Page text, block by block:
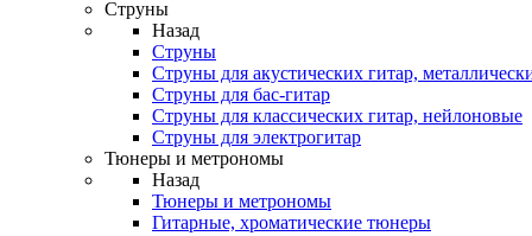
Струны
Назад
Струны
Струны для акустических гитар,
Струны для бас-гитар
Струны для классических гитар, нейлоновые
Струны для электрогитар
Тюнеры и метрономы
Назад
Тюнеры и метрономы
Гитарные, хроматические тюнеры